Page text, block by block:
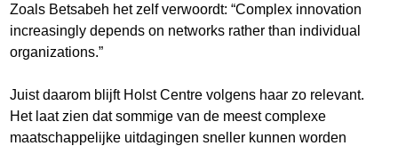
Zoals Betsabeh het zelf verwoordt: “Complex innovation
increasingly depends on networks rather than individual
organizations.”
Juist daarom blijft Holst Centre volgens haar zo relevant.
Het laat zien dat sommige van de meest complexe
maatschappelijke uitdagingen sneller kunnen worden